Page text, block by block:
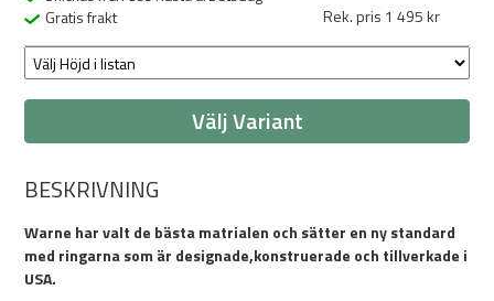
Gratis frakt
Rek. pris 1 495 kr
Välj Variant
BESKRIVNING
Warne har valt de bästa matrialen och sätter en ny standard
med ringarna som är designade,konstruerade och tillverkade i
USA.